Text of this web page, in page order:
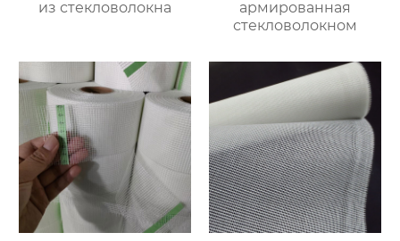
из стекловолокна
армированная
стекловолокном